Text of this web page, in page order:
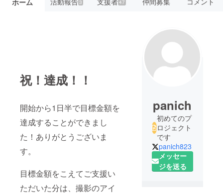
ホーム 3 47
祝！達成！！
開始から1日半で目標金額を
達成することができまし
た！ありがとうございま
す。
目標金額をこえてご支援い
ただいた分は、撮影のアイ
panich
初めてのプ
ロジェクト
です
panich823
メッセー
ジを送る